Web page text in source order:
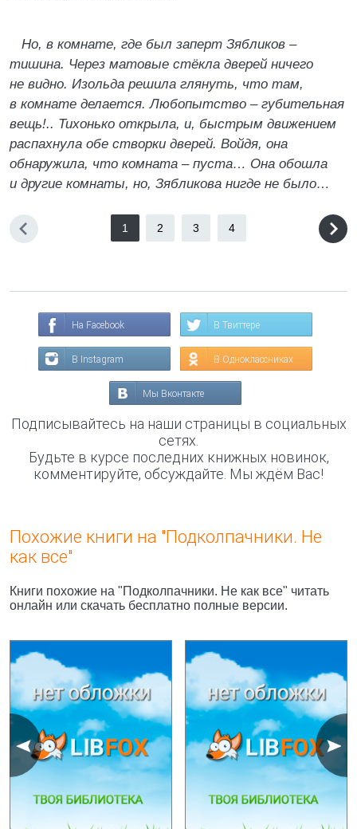
Но, в комнате, где был заперт Зябликов –
тишина. Через матовые стёкла дверей ничего
не видно. Изольда решила глянуть, что там,
в комнате делается. Любопытство – губительная
вещь!.. Тихонько открыла, и, быстрым движением
распахнула обе створки дверей. Войдя, она
обнаружила, что комната – пуста… Она обошла
и другие комнаты, но, Зябликова нигде не было…
1 2 3 4
На Facebook В Твиттере
В Instagram В Одноклассниках
Мы Вконтакте
Подписывайтесь на наши страницы в социальных
сетях.
Будьте в курсе последних книжных новинок,
комментируйте, обсуждайте. Мы ждём Вас!
Похожие книги на "Подколпачники. Не
как все"
Книги похожие на "Подколпачники. Не как все" читать
онлайн или скачать бесплатно полные версии.